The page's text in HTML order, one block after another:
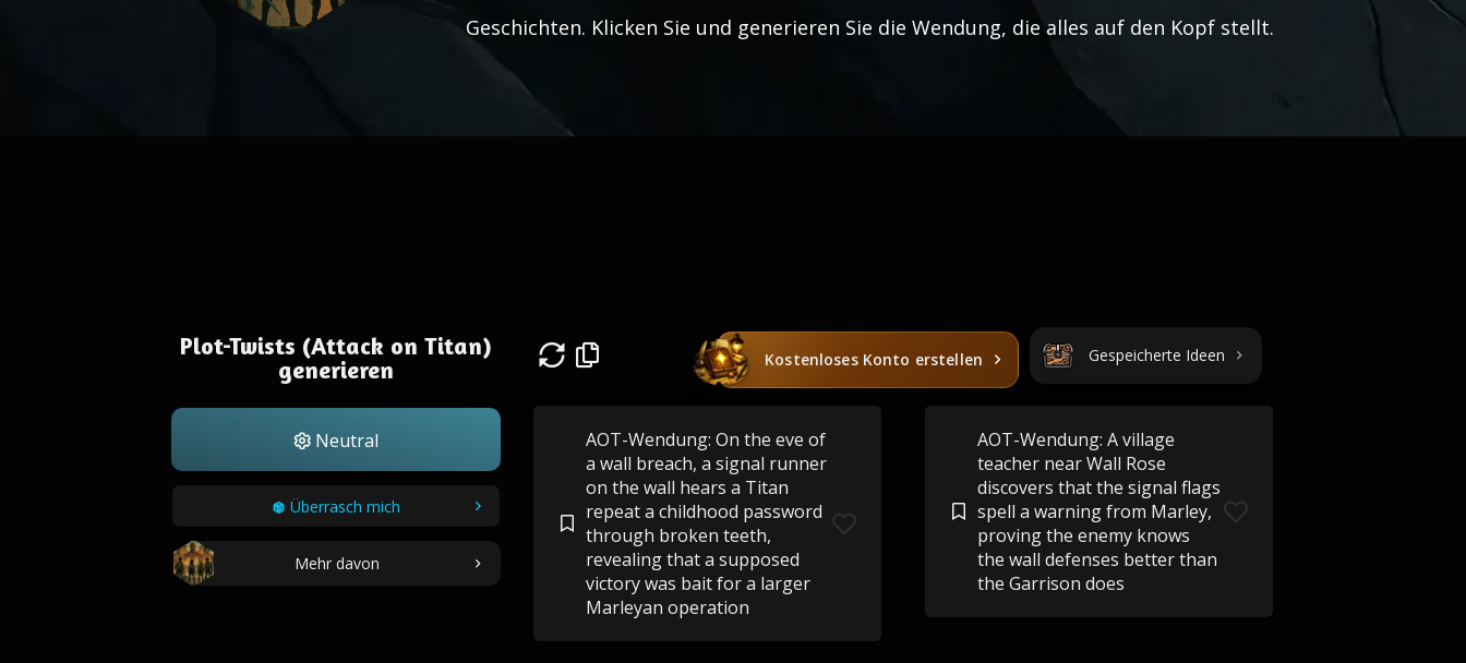
Geschichten. Klicken Sie und generieren Sie die Wendung, die alles auf den Kopf stellt.
Plot-Twists (Attack on Titan)
generieren
Neutral
Überrasch mich
Mehr davon
Kostenloses Konto erstellen Gespeicherte Ideen
AOT-Wendung: On the eve of
a wall breach, a signal runner
on the wall hears a Titan
repeat a childhood password
through broken teeth,
revealing that a supposed
victory was bait for a larger
Marleyan operation
AOT-Wendung: A village
teacher near Wall Rose
discovers that the signal flags
spell a warning from Marley,
proving the enemy knows
the wall defenses better than
the Garrison does